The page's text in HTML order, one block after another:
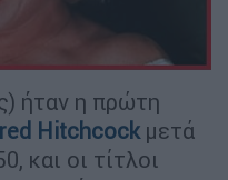
ήταν η πρώτη
Hitchcock μετά
και οι τίτλοι